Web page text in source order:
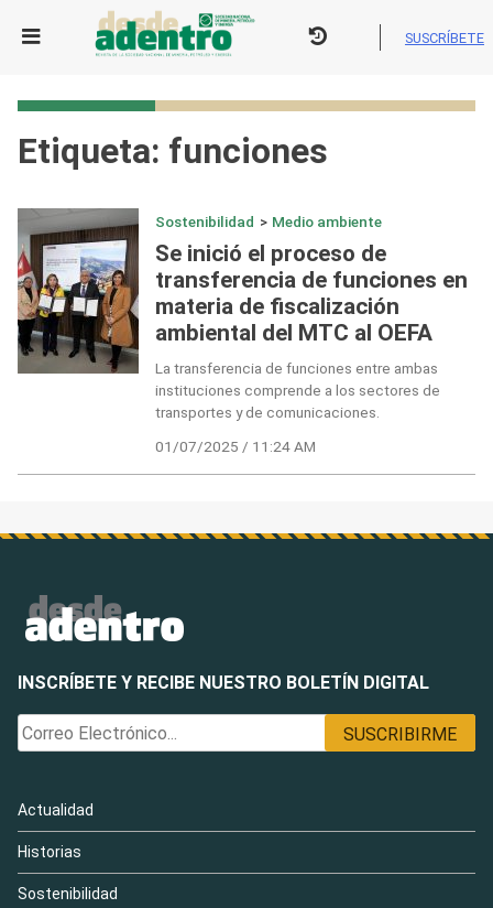
SUSCRÍBETE
Etiqueta: funciones
Sostenibilidad > Medio ambiente
Se inició el proceso de
transferencia de funciones en
materia de fiscalización
ambiental del MTC al OEFA
La transferencia de funciones entre ambas
instituciones comprende a los sectores de
transportes y de comunicaciones.
01/07/2025 / 11:24 AM
INSCRÍBETE Y RECIBE NUESTRO BOLETÍN DIGITAL
Actualidad
Historias
Sostenibilidad